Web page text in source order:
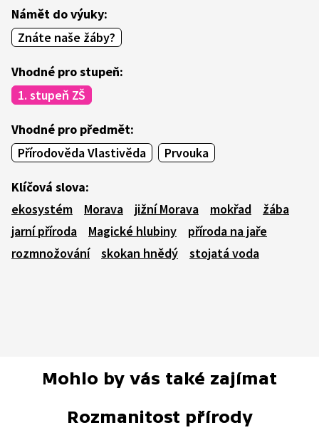
Námět do výuky:
Znáte naše žáby?
Vhodné pro stupeň:
1. stupeň ZŠ
Vhodné pro předmět:
Přírodověda Vlastivěda
Prvouka
Klíčová slova:
ekosystém
Morava jižní Morava mokřad
žába
jarní příroda
Magické hlubiny
příroda na jaře
rozmnožování
skokan hnědý stojatá voda
Mohlo by vás také zajímat
Rozmanitost přírody